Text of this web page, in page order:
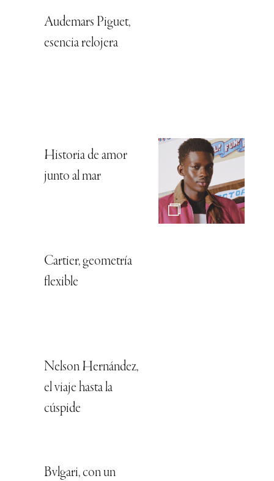
Audemars Piguet,
esencia relojera
Historia de amor
junto al mar
Cartier, geometría
flexible
Nelson Hernández,
el viaje hasta la
cúspide
Bvlgari, con un